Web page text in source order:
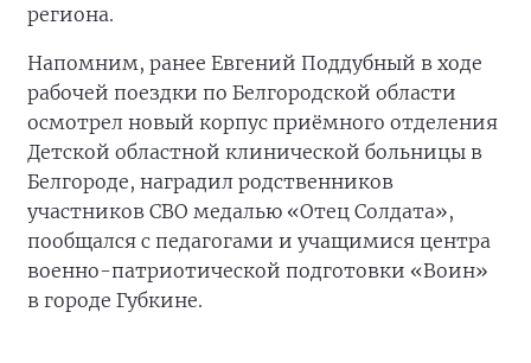
региона.
Напомним, ранее Евгений Поддубный в ходе
рабочей поездки по Белгородской области
осмотрел новый корпус приёмного отделения
Детской областной клинической больницы в
Белгороде, наградил родственников
участников СВО медалью «Отец Солдата»,
пообщался с педагогами и учащимися центра
военно-патриотической подготовки «Воин»
в городе Губкине.